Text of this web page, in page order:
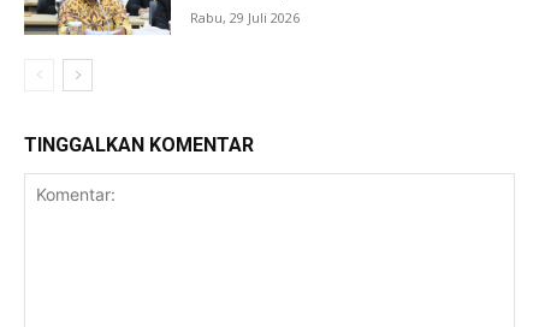
Rabu, 29 Juli 2026
TINGGALKAN KOMENTAR